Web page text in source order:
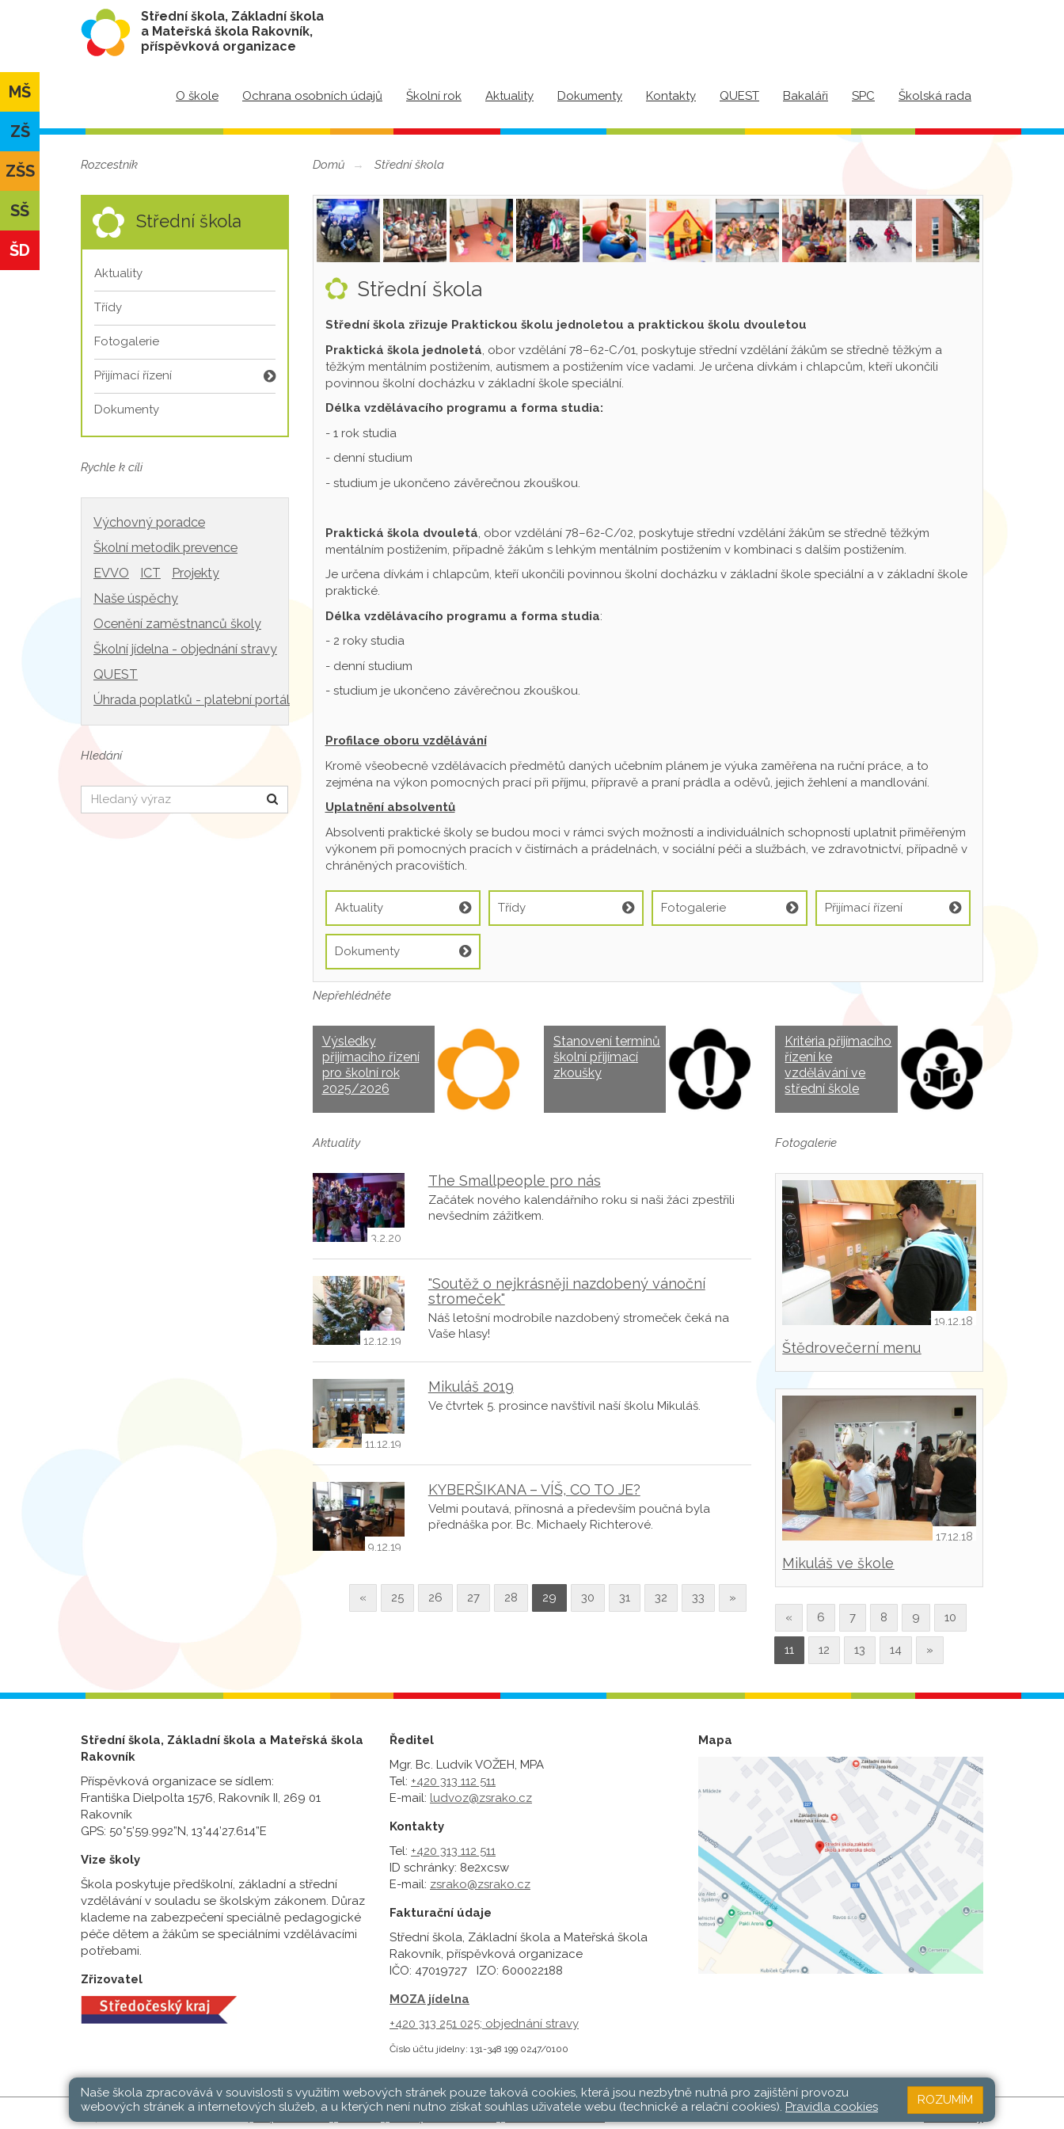
Střední škola, Základní škola
a Mateřská škola Rakovník,
příspěvková organizace
O škole Ochrana osobních údajů Školní rok Aktuality Dokumenty Kontakty QUEST Bakaláři SPC Školská rada
MŠ
ZŠ
ZŠS
SŠ
ŠD
Rozcestník
Střední škola
Aktuality
Třídy
Fotogalerie
Přijímací řízení
Dokumenty
Rychle k cíli
Výchovný poradce
Školní metodik prevence
EVVO
ICT
Projekty
Naše úspěchy
Ocenění zaměstnanců školy
Školní jídelna - objednání stravy
QUEST
Úhrada poplatků - platební portál
Hledání
Hledat
Domů Střední škola
Střední škola
Střední škola zřizuje Praktickou školu jednoletou a praktickou školu dvouletou
Praktická škola jednoletá, obor vzdělání 78–62-C/01, poskytuje střední vzdělání žákům se středně těžkým a
těžkým mentálním postižením, autismem a postižením více vadami. Je určena dívkám i chlapcům, kteří ukončili
povinnou školní docházku v základní škole speciální.
Délka vzdělávacího programu a forma studia:
- 1 rok studia
- denní studium
- studium je ukončeno závěrečnou zkouškou.
Praktická škola dvouletá, obor vzdělání 78–62-C/02, poskytuje střední vzdělání žákům se středně těžkým
mentálním postižením, případně žákům s lehkým mentálním postižením v kombinaci s dalším postižením.
Je určena dívkám i chlapcům, kteří ukončili povinnou školní docházku v základní škole speciální a v základní škole
praktické.
Délka vzdělávacího programu a forma studia:
- 2 roky studia
- denní studium
- studium je ukončeno závěrečnou zkouškou.
Profilace oboru vzdělávání
Kromě všeobecně vzdělávacích předmětů daných učebním plánem je výuka zaměřena na ruční práce, a to
zejména na výkon pomocných prací při příjmu, přípravě a praní prádla a oděvů, jejich žehlení a mandlování.
Uplatnění absolventů
Absolventi praktické školy se budou moci v rámci svých možností a individuálních schopností uplatnit přiměřeným
výkonem při pomocných pracích v čistírnách a prádelnách, v sociální péči a službách, ve zdravotnictví, případně v
chráněných pracovištích.
Aktuality Třídy Fotogalerie Přijímací řízení
Dokumenty
Nepřehlédněte
Výsledky
přijímacího řízení
pro školní rok
2025/2026
Stanovení termínů
školní přijímací
zkoušky
Kritéria přijímacího
řízení ke
vzdělávání ve
střední škole
Aktuality
3.2.20
The Smallpeople pro nás
Začátek nového kalendářního roku si naši žáci zpestřili
nevšedním zážitkem.
12.12.19
"Soutěž o nejkrásněji nazdobený vánoční
stromeček"
Náš letošní modrobíle nazdobený stromeček čeká na
Vaše hlasy!
11.12.19
Mikuláš 2019
Ve čtvrtek 5. prosince navštívil naší školu Mikuláš.
9.12.19
KYBERŠIKANA – VÍŠ, CO TO JE?
Velmi poutavá, přínosná a především poučná byla
přednáška por. Bc. Michaely Richterové.
« 25 26 27 28 29 30 31 32 33 »
Fotogalerie
19.12.18
Štědrovečerní menu
17.12.18
Mikuláš ve škole
« 6 7 8 9 10
11 12 13 14 »
Střední škola, Základní škola a Mateřská škola
Rakovník
Příspěvková organizace se sídlem:
Františka Dielpolta 1576, Rakovník II, 269 01
Rakovník
GPS: 50°5’59.992”N, 13°44’27.614”E
Vize školy
Škola poskytuje předškolní, základní a střední
vzdělávání v souladu se školským zákonem. Důraz
klademe na zabezpečení speciálně pedagogické
péče dětem a žákům se speciálními vzdělávacími
potřebami.
Zřizovatel
Ředitel
Mgr. Bc. Ludvík VOŽEH, MPA
Tel: +420 313 112 511
E-mail: ludvoz@zsrako.cz
Kontakty
Tel: +420 313 112 511
ID schránky: 8e2xcsw
E-mail: zsrako@zsrako.cz
Fakturační údaje
Střední škola, Základní škola a Mateřská škola
Rakovník, příspěvková organizace
IČO: 47019727 IZO: 600022188
MOZA jídelna
+420 313 251 025; objednání stravy
Číslo účtu jídelny: 131-348 199 0247/0100
Mapa
SŠ, ZŠ a MŠ Rakovník © 2026 | Mapa stránek Přihlásit Web školy
Naše škola zpracovává v souvislosti s využitím webových stránek pouze taková cookies, která jsou nezbytně nutná pro zajištění provozu
webových stránek a internetových služeb, a u kterých není nutno získat souhlas uživatele webu (technické a relační cookies). Pravidla cookies
ROZUMÍM